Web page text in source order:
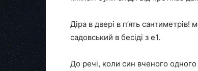
Діра в двері в п’ять
садовський в бесіді з e1.
До речі, коли син вченого